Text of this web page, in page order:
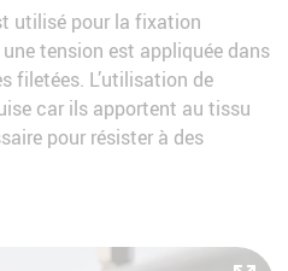
utilisé pour la fixation
tension est appliquée dans
filetées. L’utilisation de
car ils apportent au tissu
pour résister à des